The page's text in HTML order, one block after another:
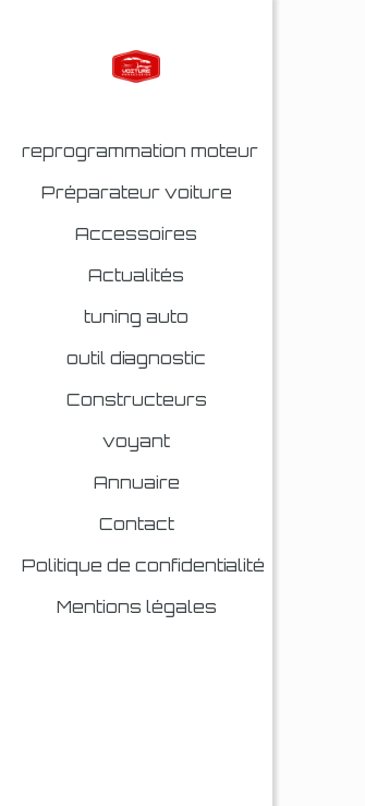
reprogrammation moteur
Préparateur voiture
Accessoires
Actualités
tuning auto
outil diagnostic
Constructeurs
voyant
Annuaire
Contact
Politique de confidentialité
Mentions légales